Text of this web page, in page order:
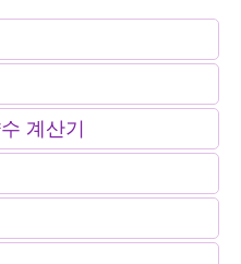
계산기